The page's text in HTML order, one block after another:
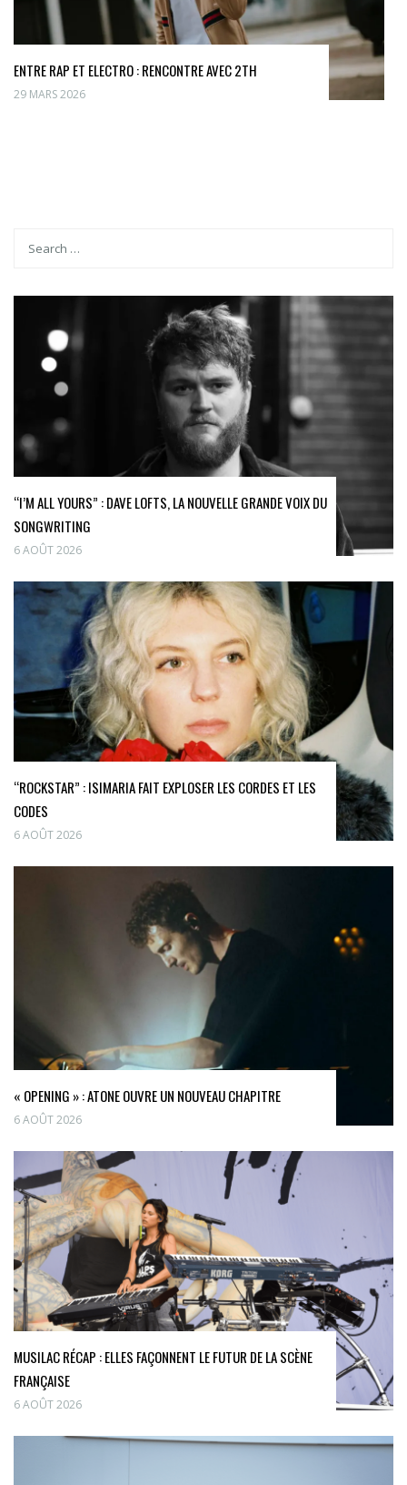
ENTRE RAP ET ELECTRO : RENCONTRE AVEC 2TH
29 MARS 2026
“I’M ALL YOURS” : DAVE LOFTS, LA NOUVELLE GRANDE VOIX DU
SONGWRITING
6 AOÛT 2026
“ROCKSTAR” : ISIMARIA FAIT EXPLOSER LES CORDES ET LES
CODES
6 AOÛT 2026
« OPENING » : ATONE OUVRE UN NOUVEAU CHAPITRE
6 AOÛT 2026
MUSILAC RÉCAP : ELLES FAÇONNENT LE FUTUR DE LA SCÈNE
FRANÇAISE
6 AOÛT 2026